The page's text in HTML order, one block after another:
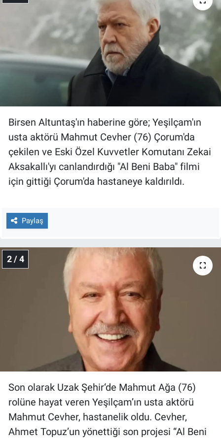
Birsen Altuntaş'ın haberine göre; Yeşilçam'ın
usta aktörü Mahmut Cevher (76) Çorum'da
çekilen ve Eski Özel Kuvvetler Komutanı Zekai
Aksakallı'yı canlandırdığı "Al Beni Baba" filmi
için gittiği Çorum'da hastaneye kaldırıldı.
Paylaş
2 / 4
Son olarak Uzak Şehir‘de Mahmut Ağa (76)
rolüne hayat veren Yeşilçam’ın usta aktörü
Mahmut Cevher, hastanelik oldu. Cevher,
Ahmet Topuz’un yönettiği son projesi “Al Beni
Gündem Özel
Haber
Kimdir
Koronavirüs
Kültür Sanat
Nedir
Popüler
Programlar
Türkiye'nin Gündemi
Yerel Gündem